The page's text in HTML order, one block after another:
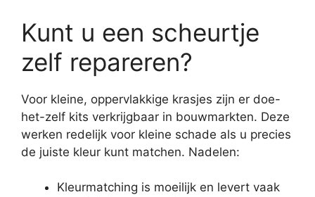
Kunt u een scheurtje
zelf repareren?
Voor kleine, oppervlakkige krasjes zijn er doe-
het-zelf kits verkrijgbaar in bouwmarkten. Deze
werken redelijk voor kleine schade als u precies
de juiste kleur kunt matchen. Nadelen:
Kleurmatching is moeilijk en levert vaak